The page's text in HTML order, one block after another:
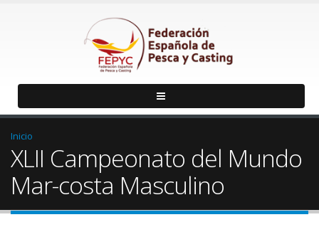
Inicio
XLII Campeonato del Mundo
Mar-costa Masculino